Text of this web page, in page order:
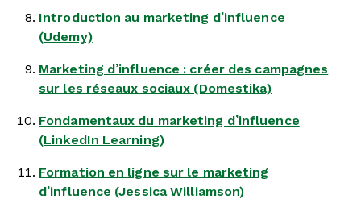
Introduction au marketing d’influence
(Udemy)
Marketing d’influence : créer des campagnes
sur les réseaux sociaux (Domestika)
Fondamentaux du marketing d’influence
(LinkedIn Learning)
Formation en ligne sur le marketing
d’influence (Jessica Williamson)